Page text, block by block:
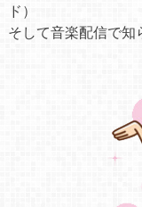
ド）
そして音楽配信で知